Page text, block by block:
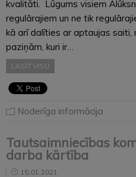
kvalitāti. Lūgums visiem
regulārajiem un ne tik
kā arī dalīties ar aptaujas
paziņām, kuri ir…
LASĪT VISU
Noderīga informācija
Tautsaimniecības
darba kārtība
15.01.2021